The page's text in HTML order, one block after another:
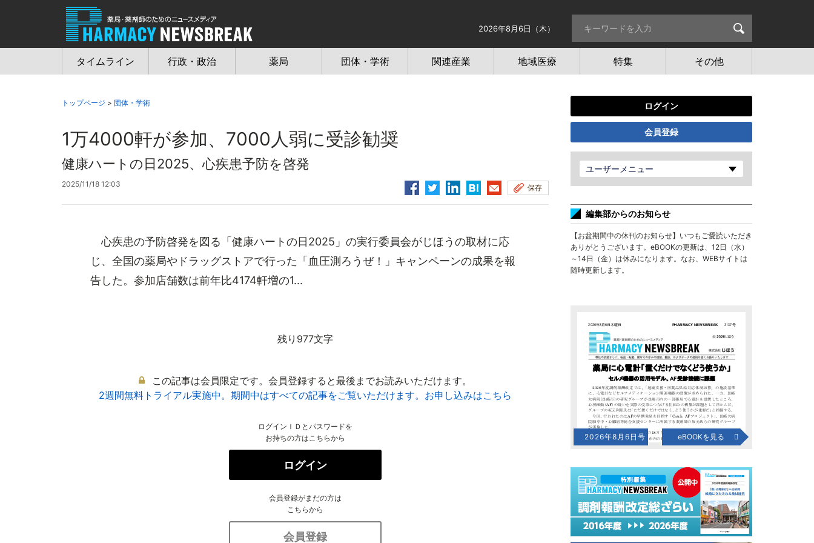
2026年8月6日（木）
タイムライン 行政・政治 薬局 団体・学術 関連産業 地域医療 特集 その他
トップページ > 団体・学術
1万4000軒が参加、7000人弱に受診勧奨
健康ハートの日2025、心疾患予防を啓発
2025/11/18 12:03 保存
心疾患の予防啓発を図る「健康ハートの日2025」の実行委員会がじほうの取材に応
じ、全国の薬局やドラッグストアで行った「血圧測ろうぜ！」キャンペーンの成果を報
告した。参加店舗数は前年比4174軒増の1...
残り977文字
この記事は会員限定です。会員登録すると最後までお読みいただけます。
2週間無料トライアル実施中。期間中はすべての記事をご覧いただけます。お申し込みはこちら
ログインＩＤとパスワードを
お持ちの方はこちらから
ログイン
会員登録がまだの方は
こちらから
会員登録
ログイン
会員登録
ユーザーメニュー
編集部からのお知らせ
【お盆期間中の休刊のお知らせ】いつもご愛読いただき
ありがとうございます。eBOOKの更新は、12日（水）
～14日（金）は休みになります。なお、WEBサイトは
随時更新します。
2026年8月6日号 eBOOKを見る